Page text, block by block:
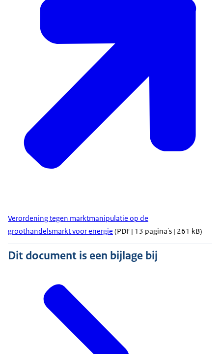
Verordening tegen marktmanipulatie op de
groothandelsmarkt voor energie (PDF | 13 pagina's | 261 kB)
Dit document is een bijlage bij